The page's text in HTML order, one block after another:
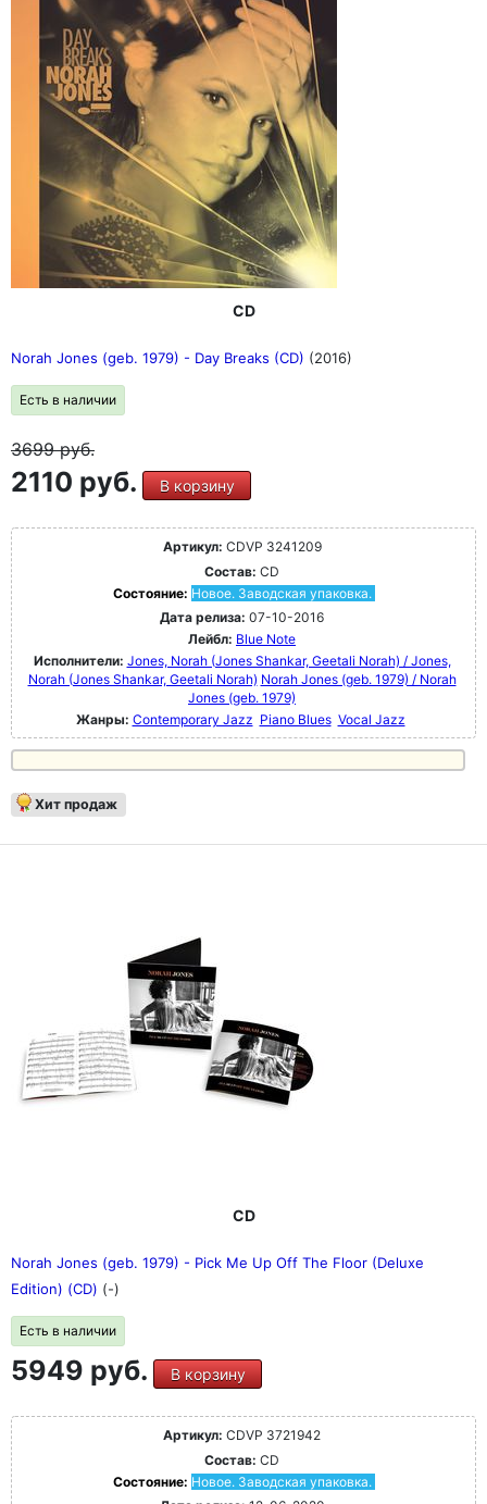
CD
Norah Jones (geb. 1979) - Day Breaks (CD) (2016)
Есть в наличии
3699руб.
2110 руб. В корзину
Артикул: CDVP 3241209
Состав: CD
Состояние: Новое. Заводская упаковка.
Дата релиза: 07-10-2016
Лейбл: Blue Note
Исполнители: Jones, Norah (Jones Shankar, Geetali Norah) / Jones,
Norah (Jones Shankar, Geetali Norah) Norah Jones (geb. 1979) / Norah
Jones (geb. 1979)
Жанры: Contemporary Jazz Piano Blues Vocal Jazz
Хит продаж
CD
Norah Jones (geb. 1979) - Pick Me Up Off The Floor (Deluxe
Edition) (CD) (-)
Есть в наличии
5949 руб. В корзину
Артикул: CDVP 3721942
Состав: CD
Состояние: Новое. Заводская упаковка.